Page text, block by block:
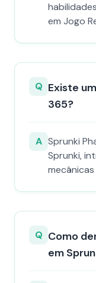
em Jogo
Q Existe
365?
A Sprunki
Sprunki,
Q Como
em